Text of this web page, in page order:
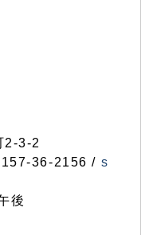
2-3-2
36-2156 / s
後